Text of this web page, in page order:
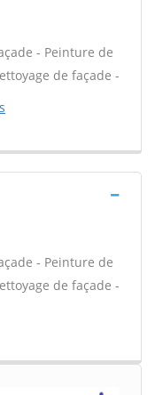
- Peinture de
de façade -
- Peinture de
de façade -